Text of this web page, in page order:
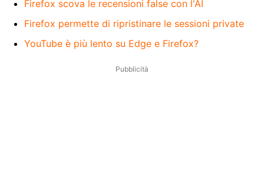
Firefox scova le recensioni false con l'AI
Firefox permette di ripristinare le sessioni private
YouTube è più lento su Edge e Firefox?
Pubblicità